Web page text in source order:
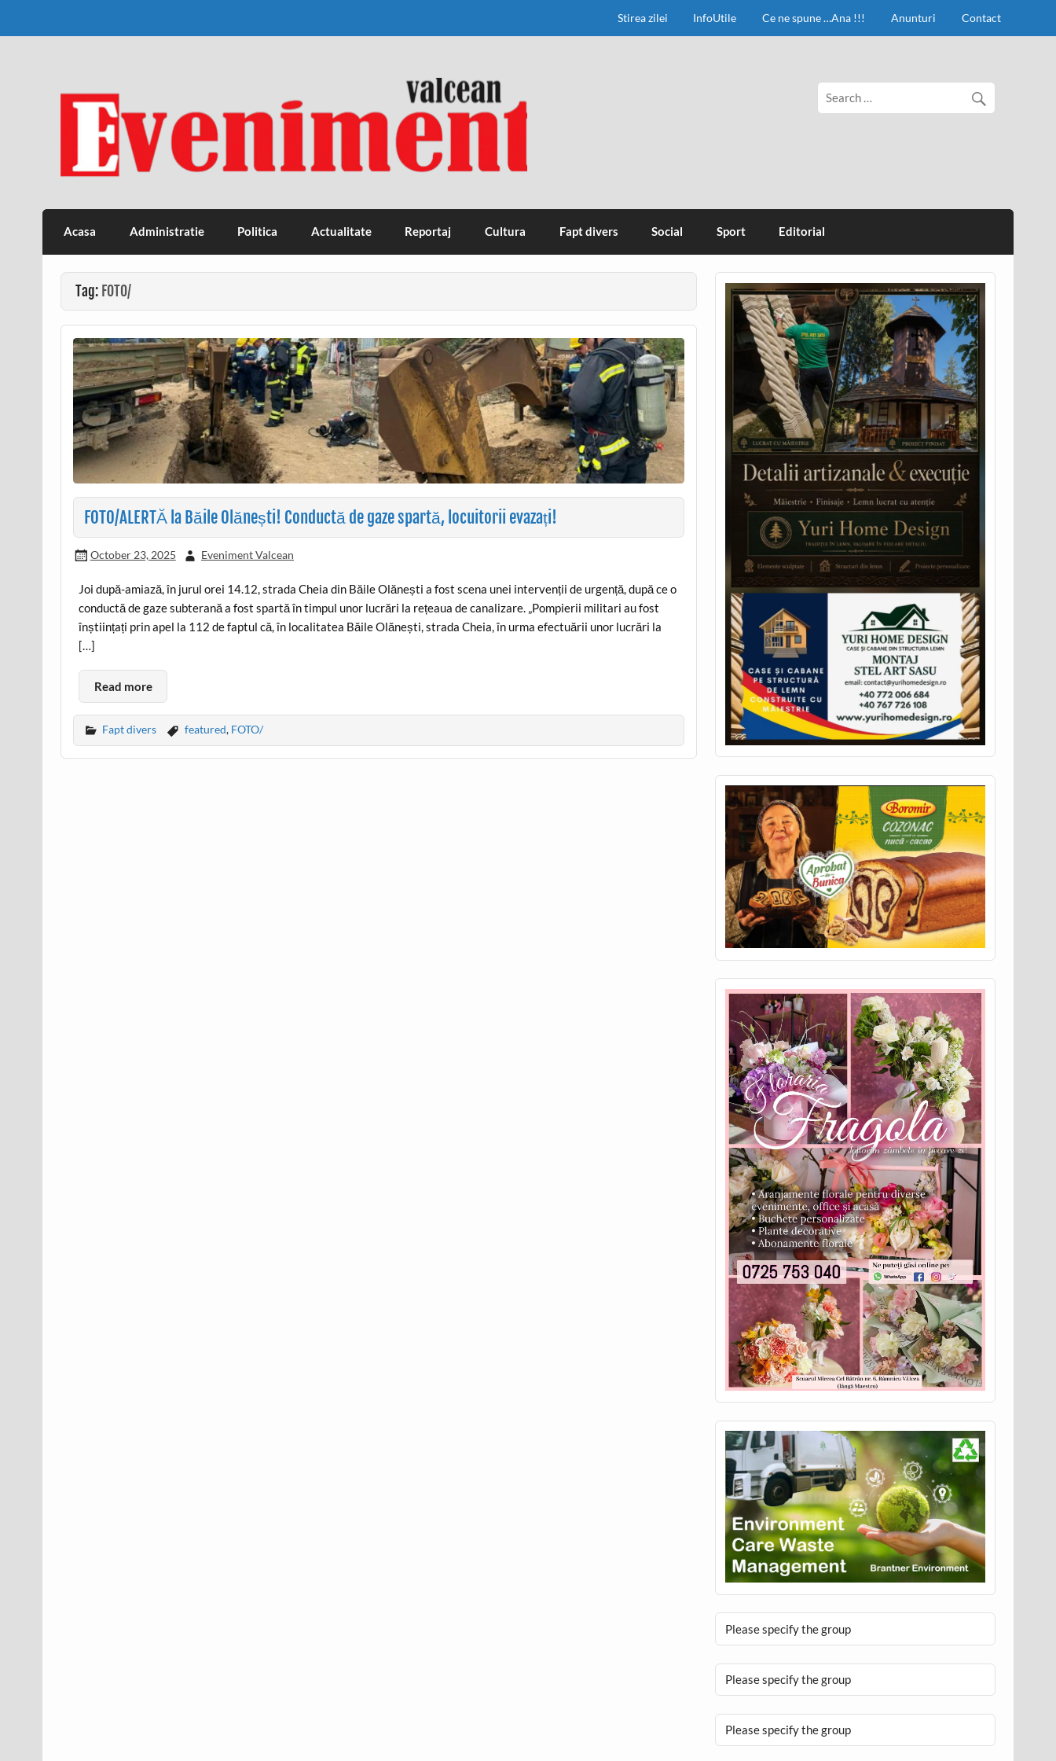
Stirea zilei InfoUtile Ce ne spune …Ana !!! Anunturi Contact
Eveniment Valcean
Acasa Administratie Politica Actualitate Reportaj Cultura Fapt divers Social Sport Editorial
Tag: FOTO/
FOTO/ALERTĂ la Băile Olănești! Conductă de gaze spartă, locuitorii evazați!
October 23, 2025 Eveniment Valcean
Joi după-amiază, în jurul orei 14.12, strada Cheia din Băile Olănești a fost scena unei intervenții de urgență, după ce o
conductă de gaze subterană a fost spartă în timpul unor lucrări la rețeaua de canalizare. „Pompierii militari au fost
înștiințați prin apel la 112 de faptul că, în localitatea Băile Olănești, strada Cheia, în urma efectuării unor lucrări la
[…]
Read more
Fapt divers featured, FOTO/
Please specify the group
Please specify the group
Please specify the group